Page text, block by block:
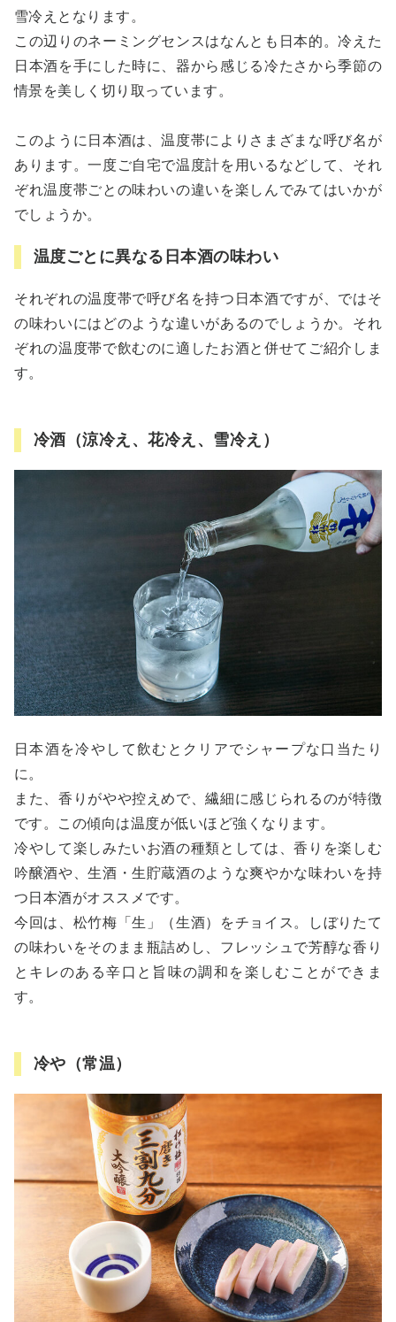
雪冷えとなります。
この辺りのネーミングセンスはなんとも日本的。冷えた
日本酒を手にした時に、器から感じる冷たさから季節の
情景を美しく切り取っています。
このように日本酒は、温度帯によりさまざまな呼び名が
あります。一度ご自宅で温度計を用いるなどして、それ
ぞれ温度帯ごとの味わいの違いを楽しんでみてはいかが
でしょうか。
温度ごとに異なる日本酒の味わい
それぞれの温度帯で呼び名を持つ日本酒ですが、ではそ
の味わいにはどのような違いがあるのでしょうか。それ
ぞれの温度帯で飲むのに適したお酒と併せてご紹介しま
す。
冷酒（涼冷え、花冷え、雪冷え）
日本酒を冷やして飲むとクリアでシャープな口当たり
に。
また、香りがやや控えめで、繊細に感じられるのが特徴
です。この傾向は温度が低いほど強くなります。
冷やして楽しみたいお酒の種類としては、香りを楽しむ
吟醸酒や、生酒・生貯蔵酒のような爽やかな味わいを持
つ日本酒がオススメです。
今回は、松竹梅「生」（生酒）をチョイス。しぼりたて
の味わいをそのまま瓶詰めし、フレッシュで芳醇な香り
とキレのある辛口と旨味の調和を楽しむことができま
す。
冷や（常温）